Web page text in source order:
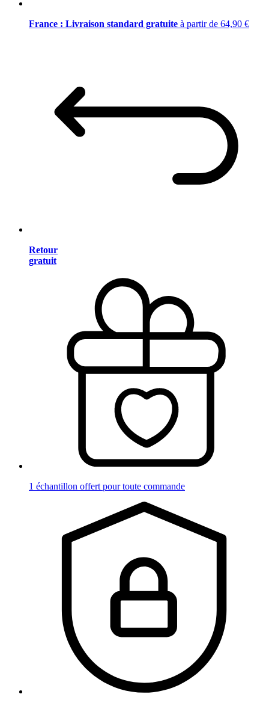
France : Livraison standard gratuite à partir de 64,90 €
Retour
gratuit
1 échantillon offert pour toute commande